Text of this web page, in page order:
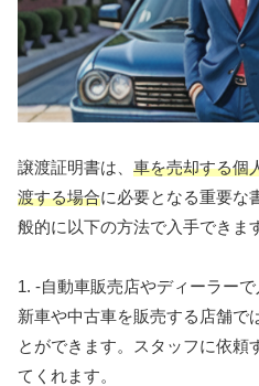
譲渡証明書は、 車を売却する個
渡する場合に必要となる重要な
般的に以下の方法で入手できま
1. -自動車販売店やディーラー
新車や中古車を販売する店舗で
とができます。スタッフに依頼
てくれます。